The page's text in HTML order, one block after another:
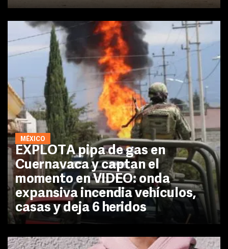
MÉXICO
EXPLOTA pipa de gas en
Cuernavaca y captan el
momento en VIDEO: onda
expansiva incendia vehículos,
casas y deja 6 heridos